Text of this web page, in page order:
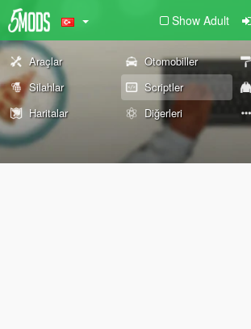
Show Adult
Araçlar Otomobiller
Silahlar
Scriptler
Haritalar
Diğerleri